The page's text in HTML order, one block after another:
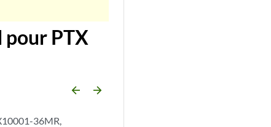
pour PTX
arrow_backward arrow_forward
36MR,